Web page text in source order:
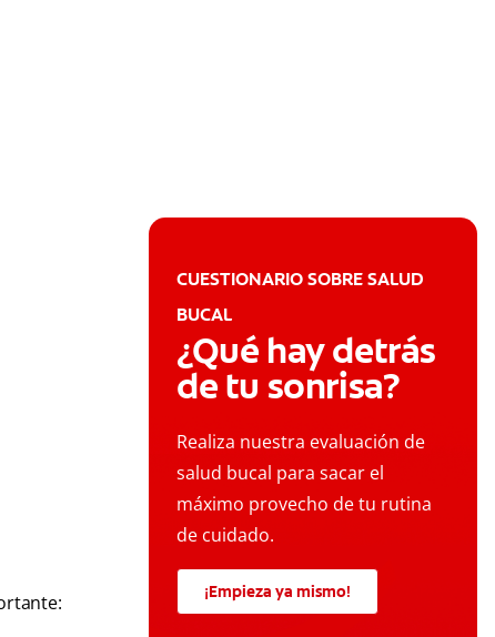
CUESTIONARIO SOBRE SALUD
BUCAL
¿Qué hay detrás
de tu sonrisa?
Realiza nuestra evaluación de
salud bucal para sacar el
máximo provecho de tu rutina
de cuidado.
¡Empieza ya mismo!